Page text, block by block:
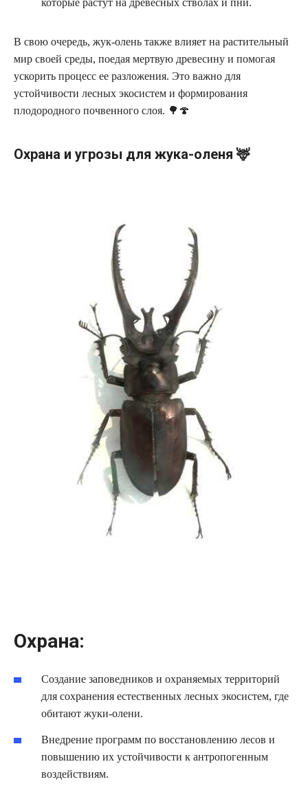
В свою очередь, жук-олень также влияет на растительный
мир своей среды, поедая мертвую древесину и помогая
ускорить процесс ее разложения. Это важно для
устойчивости лесных экосистем и формирования
плодородного почвенного слоя. 🌳🍄
Охрана и угрозы для жука-оленя 🦌
Охрана:
Создание заповедников и охраняемых территорий
для сохранения естественных лесных экосистем, где
обитают жуки-олени.
Внедрение программ по восстановлению лесов и
повышению их устойчивости к антропогенным
воздействиям.